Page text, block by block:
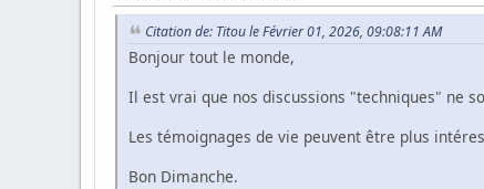
Citation de: Titou le Février 01, 2026, 09:08:11 AM
Bonjour tout le monde,
Il est vrai que nos discussions "techniques" ne
Les témoignages de vie peuvent être plus
Bon Dimanche.